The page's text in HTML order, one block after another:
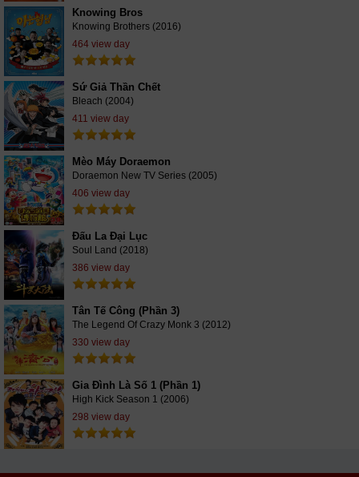
Knowing Bros
Knowing Brothers (2016)
464 view day
Sứ Giả Thần Chết
Bleach (2004)
411 view day
Mèo Máy Doraemon
Doraemon New TV Series (2005)
406 view day
Đấu La Đại Lục
Soul Land (2018)
386 view day
Tân Tế Công (Phần 3)
The Legend Of Crazy Monk 3 (2012)
330 view day
Gia Đình Là Số 1 (Phần 1)
High Kick Season 1 (2006)
298 view day